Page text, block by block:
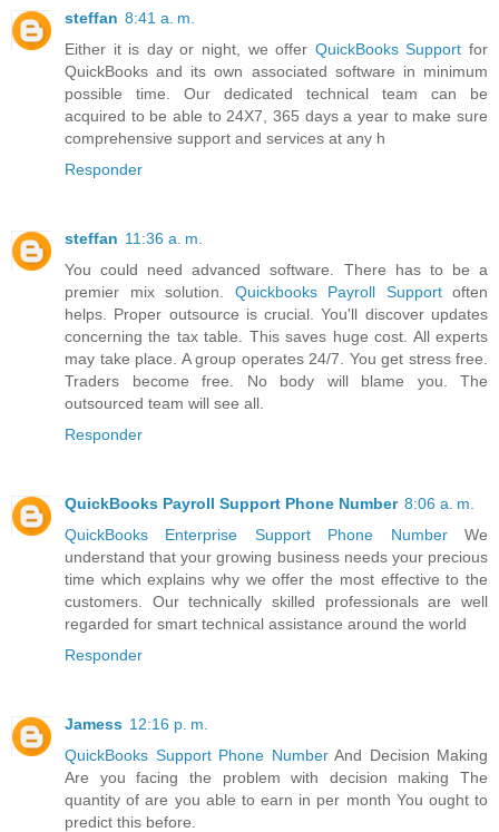
steffan 8:41 a. m.
Either it is day or night, we offer QuickBooks Support for
QuickBooks and its own associated software in minimum
possible time. Our dedicated technical team can be
acquired to be able to 24X7, 365 days a year to make sure
comprehensive support and services at any h
Responder
steffan 11:36 a. m.
You could need advanced software. There has to be a
premier mix solution. Quickbooks Payroll Supportoften
helps. Proper outsource is crucial. You'll discover updates
concerning the tax table. This saves huge cost. All experts
may take place. A group operates 24/7. You get stress free.
Traders become free. No body will blame you. The
outsourced team will see all.
Responder
QuickBooks Payroll Support Phone Number 8:06 a. m.
QuickBooks Enterprise Support Phone NumberWe
understand that your growing business needs your precious
time which explains why we offer the most effective to the
customers. Our technically skilled professionals are well
regarded for smart technical assistance around the world
Responder
Jamess 12:16 p. m.
QuickBooks Support Phone NumberAnd Decision Making
Are you facing the problem with decision making The
quantity of are you able to earn in per month You ought to
predict this before.